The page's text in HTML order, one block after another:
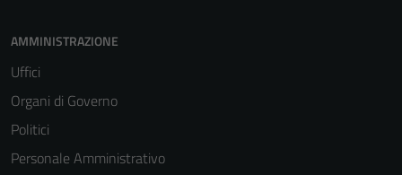
AMMINISTRAZIONE
Uffici
Organi di Governo
Politici
Personale Amministrativo